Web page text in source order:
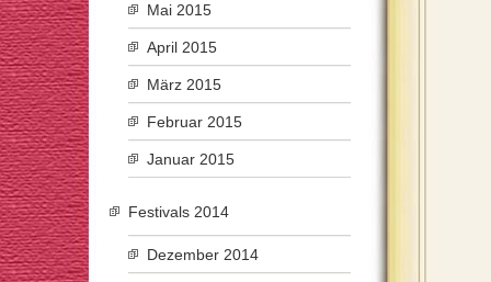
Mai 2015
April 2015
März 2015
Februar 2015
Januar 2015
Festivals 2014
Dezember 2014